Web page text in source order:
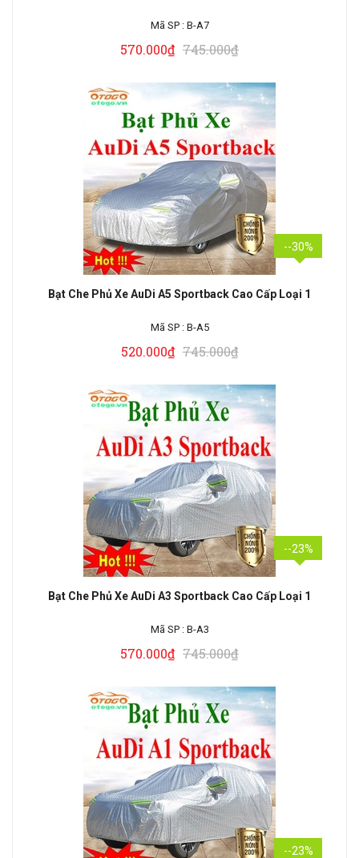
Mã SP : B-A7
570.000₫ 745.000₫
--30%
Bạt Che Phủ Xe AuDi A5 Sportback Cao Cấp Loại 1
Mã SP : B-A5
520.000₫ 745.000₫
--23%
Bạt Che Phủ Xe AuDi A3 Sportback Cao Cấp Loại 1
Mã SP : B-A3
570.000₫ 745.000₫
--23%